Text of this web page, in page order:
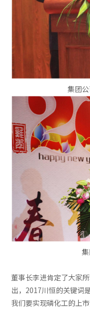
集团
董事长李进肯定了大家
出，2017川恒的关键
我们要实现磷化工的上